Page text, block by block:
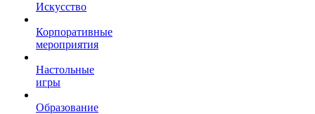
Искусство
Корпоративные
мероприятия
Настольные
игры
Образование